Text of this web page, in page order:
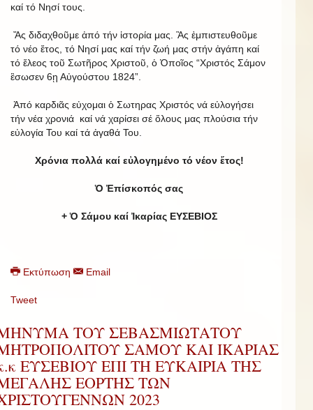
καί τό Νησί τους.
Ἄς διδαχθοῦμε ἀπό τήν ἱστορία μας. Ἂς ἐμπιστευθοῦμε
τό νέο ἔτος, τό Νησί μας καί τήν ζωή μας στήν ἀγάπη καί
τό ἔλεος τοῦ Σωτῆρος Χριστοῦ, ὁ Ὁποῖος “Χριστός Σάμον
ἒσωσεν 6ῃ Αὐγούστου 1824”.
Ἀπό καρδιᾶς εὐχομαι ὁ Σωτηρας Χριστός νά εὐλογήσει
τήν νέα χρονιά καί νά χαρίσει σέ ὅλους μας πλούσια τήν
εὐλογία Του καί τά ἀγαθά Του.
Χρόνια πολλά καί εὐλογημένο τό νέον ἔτος!
Ὁ Ἐπίσκοπός σας
+ Ὁ Σάμου καί Ἰκαρίας ΕΥΣΕΒΙΟΣ
Εκτύπωση Email
Tweet
ΤΟΥ ΣΕΒΑΣΜΙΩΤΑΤΟΥ
ΣΑΜΟΥ ΚΑΙ ΙΚΑΡΙΑΣ
ΕΥΣΕΒΙΟΥ ΕΠΙ ΤΗ ΕΥΚΑΙΡΙΑ ΤΗΣ
ΕΟΡΤΗΣ ΤΩΝ
2023